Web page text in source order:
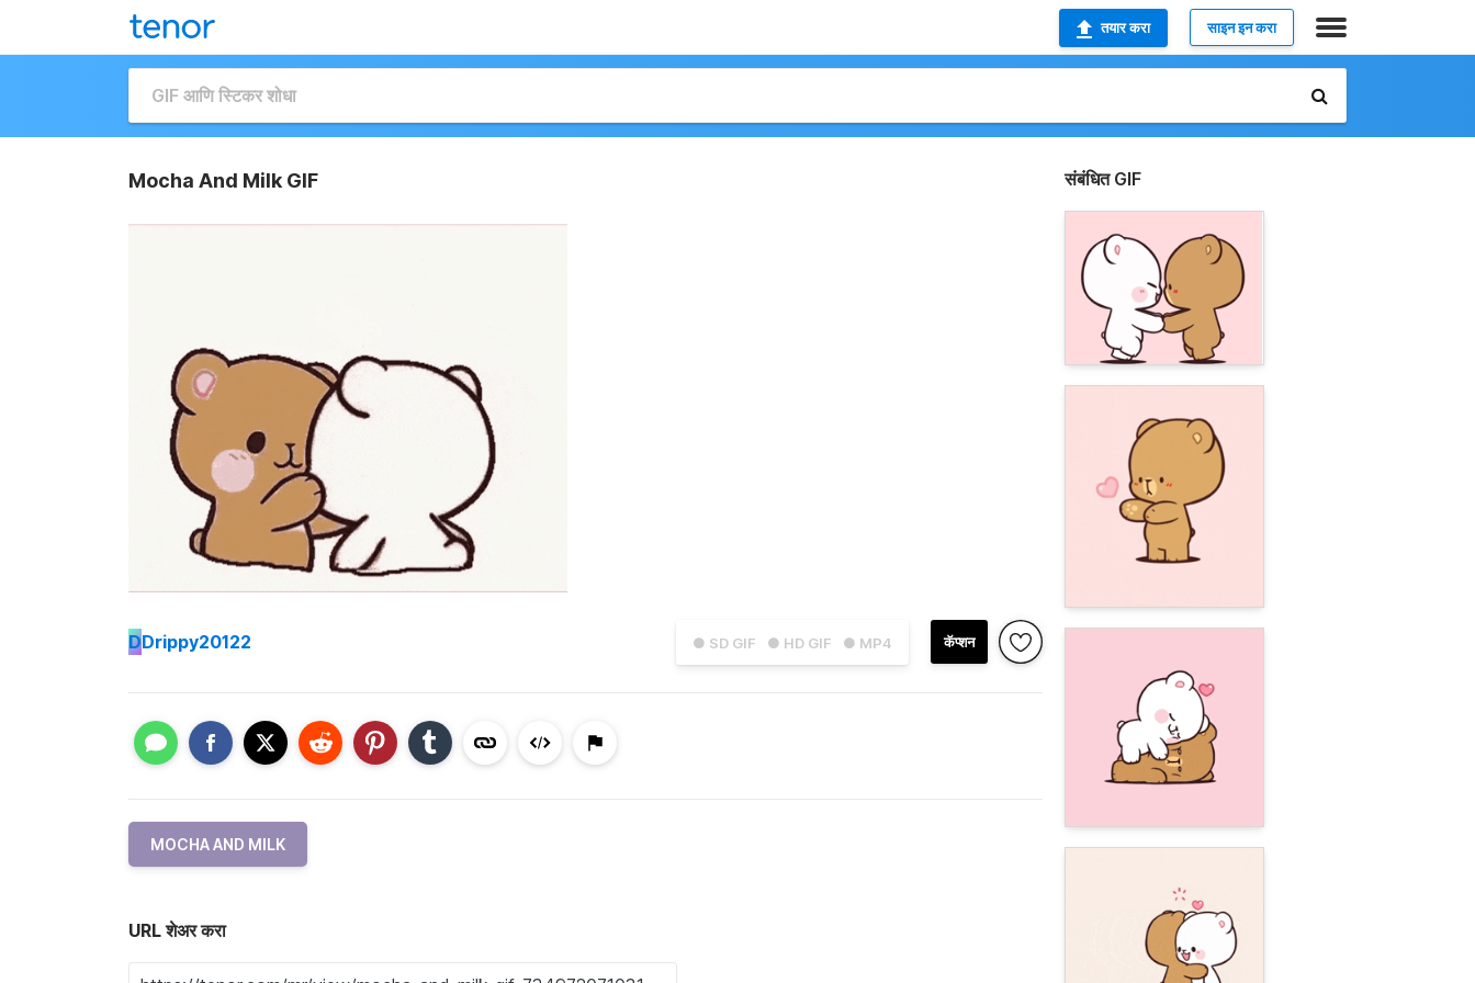
तयार करा साइन इन करा
Mocha And Milk GIF
● SD GIF ● HD GIF ● MP4 कॅप्शन
DDrippy20122
MOCHA AND MILK
URL शेअर करा
संबंधित GIF